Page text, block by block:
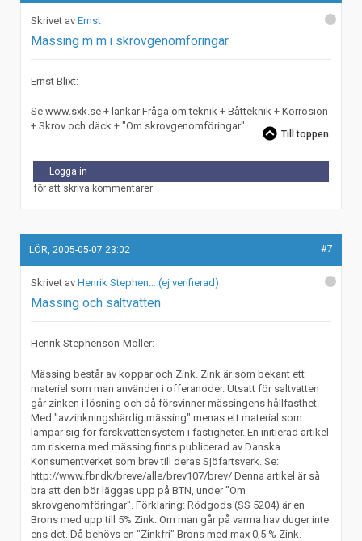
Ernst
Mässing m m i skrovgenomföringar.
Ernst Blixt:
Se www.sxk.se + länkar Fråga om teknik + Båtteknik + Korrosion
+ Skrov och däck + "Om skrovgenomföringar".
Till toppen
Logga in
för att skriva kommentarer
LÖR, 2005-05-07 23:02 #7
Henrik Stephen… (ej verifierad)
Mässing och saltvatten
Henrik Stephenson-Möller:
Mässing består av koppar och Zink. Zink är som bekant ett
materiel som man använder i offeranoder. Utsatt för saltvatten
går zinken i lösning och då försvinner mässingens hållfasthet.
Med "avzinkningshärdig mässing" menas ett material som
lämpar sig för färskvattensystem i fastigheter. En initierad artikel
om riskerna med mässing finns publicerad av Danska
Konsumentverket som brev till deras Sjöfartsverk. Se:
http://www.fbr.dk/breve/alle/brev107/brev/ Denna artikel är så
bra att den bör läggas upp på BTN, under "Om
skrovgenomföringar". Förklaring: Rödgods (SS 5204) är en
Brons med upp till 5% Zink. Om man går på varma hav duger inte
ens det. Då behövs en "Zinkfri" Brons med max 0,5 % Zink.